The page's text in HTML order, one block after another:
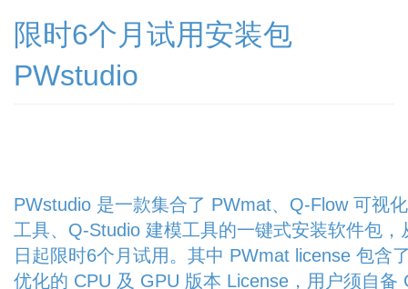
限时6个月试用安装包
PWstudio
PWstudio 是一款集合了 PWmat、Q-Flow 可视
工具、Q-Studio 建模工具的一键式安装软件包，
日起限时6个月试用。其中 PWmat license 包含
优化的 CPU 及 GPU 版本 License，用户须自备